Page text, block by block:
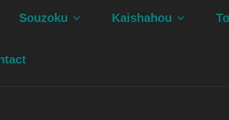
Souzoku Kaishahou